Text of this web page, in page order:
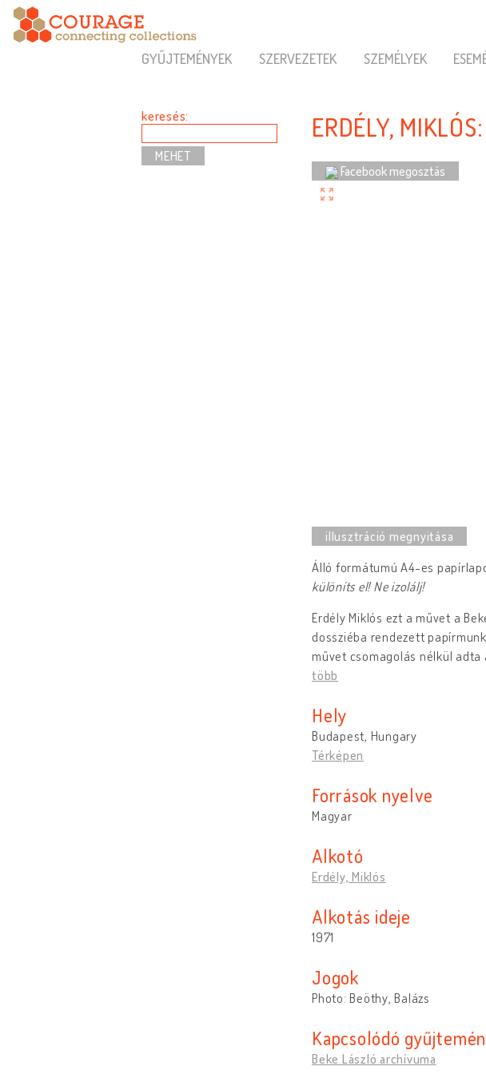
GYŰJTEMÉNYEK SZERVEZETEK SZEMÉLYEK
keresés: ERDÉLY,
Facebook megosztás
Álló formátumú A4-es
különíts el! Ne izolálj!
Erdély Miklós ezt a művet a
dossziéba rendezett
művet csomagolás nélkül
több
Hely
Budapest, Hungary
Térképen
Források nyelve
Magyar
Alkotó
Erdély, Miklós
Alkotás ideje
1971
Jogok
Photo: Beöthy, Balázs
Kapcsolódó
Beke László archívuma